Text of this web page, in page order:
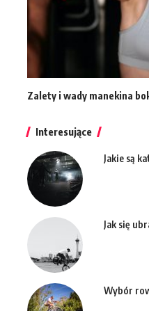
Zalety i wady manekina
Interesujące
Jakie są
Jak się
Wybór